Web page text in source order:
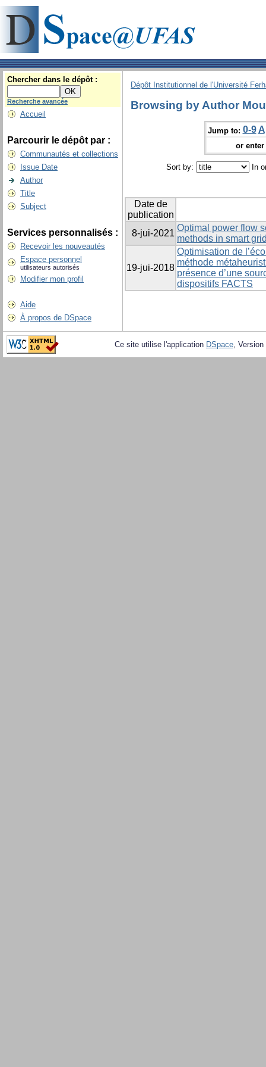
Chercher dans le dépôt :
Recherche avancée
Accueil
Parcourir le dépôt par :
Communautés et collections
Issue Date
Author
Title
Subject
Services personnalisés :
Recevoir les nouveautés
Espace personnel
utilisateurs autorisés
Modifier mon profil
Aide
À propos de DSpace
Dépôt Institutionnel de l'Université
Browsing by Author
Jump to: 0-9 A
or
Sort by: In
Date de
publication
8-jui-2021
Optimal power flow
methods in smart
19-jui-2018
Optimisation de
méthode
présence d’une
dispositifs FACTS
Ce site utilise l'application DSpace,